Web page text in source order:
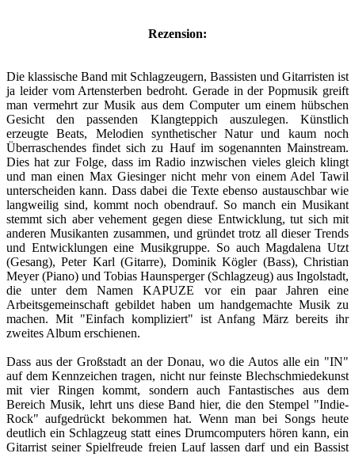
Rezension:
Die klassische Band mit Schlagzeugern, Bassisten und Gitarristen ist
ja leider vom Artensterben bedroht. Gerade in der Popmusik greift
man vermehrt zur Musik aus dem Computer um einem hübschen
Gesicht den passenden Klangteppich auszulegen. Künstlich
erzeugte Beats, Melodien synthetischer Natur und kaum noch
Überraschendes findet sich zu Hauf im sogenannten Mainstream.
Dies hat zur Folge, dass im Radio inzwischen vieles gleich klingt
und man einen Max Giesinger nicht mehr von einem Adel Tawil
unterscheiden kann. Dass dabei die Texte ebenso austauschbar wie
langweilig sind, kommt noch obendrauf. So manch ein Musikant
stemmt sich aber vehement gegen diese Entwicklung, tut sich mit
anderen Musikanten zusammen, und gründet trotz all dieser Trends
und Entwicklungen eine Musikgruppe. So auch Magdalena Utzt
(Gesang), Peter Karl (Gitarre), Dominik Kögler (Bass), Christian
Meyer (Piano) und Tobias Haunsperger (Schlagzeug) aus Ingolstadt,
die unter dem Namen KAPUZE vor ein paar Jahren eine
Arbeitsgemeinschaft gebildet haben um handgemachte Musik zu
machen. Mit "Einfach kompliziert" ist Anfang März bereits ihr
zweites Album erschienen.
Dass aus der Großstadt an der Donau, wo die Autos alle ein "IN"
auf dem Kennzeichen tragen, nicht nur feinste Blechschmiedekunst
mit vier Ringen kommt, sondern auch Fantastisches aus dem
Bereich Musik, lehrt uns diese Band hier, die den Stempel "Indie-
Rock" aufgedrückt bekommen hat. Wenn man bei Songs heute
deutlich ein Schlagzeug statt eines Drumcomputers hören kann, ein
Gitarrist seiner Spielfreude freien Lauf lassen darf und ein Bassist